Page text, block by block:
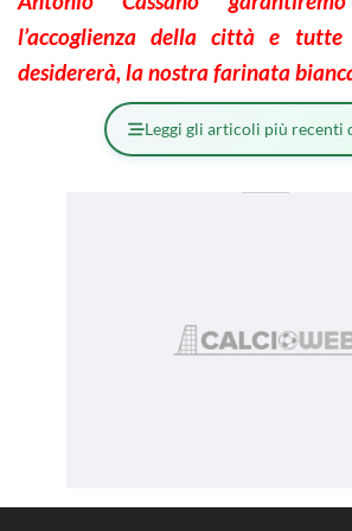
l’accoglienza della città e
desidererà, la nostra farinata
Leggi gli articoli più recenti